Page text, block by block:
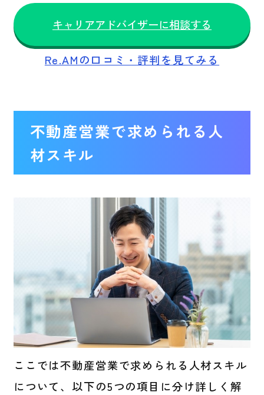
キャリアアドバイザーに相談する
Re.AMの口コミ・評判を見てみる
不動産営業で求められる人
材スキル
ここでは不動産営業で求められる人材スキル
について、以下の5つの項目に分け詳しく解